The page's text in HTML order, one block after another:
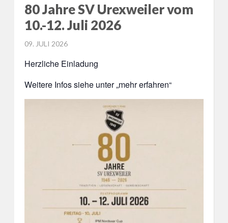
80 Jahre SV Urexweiler vom
10.-12. Juli 2026
POSTED
09. JULI 2026
Herzliche Einladung
Weitere Infos siehe unter „mehr erfahren“